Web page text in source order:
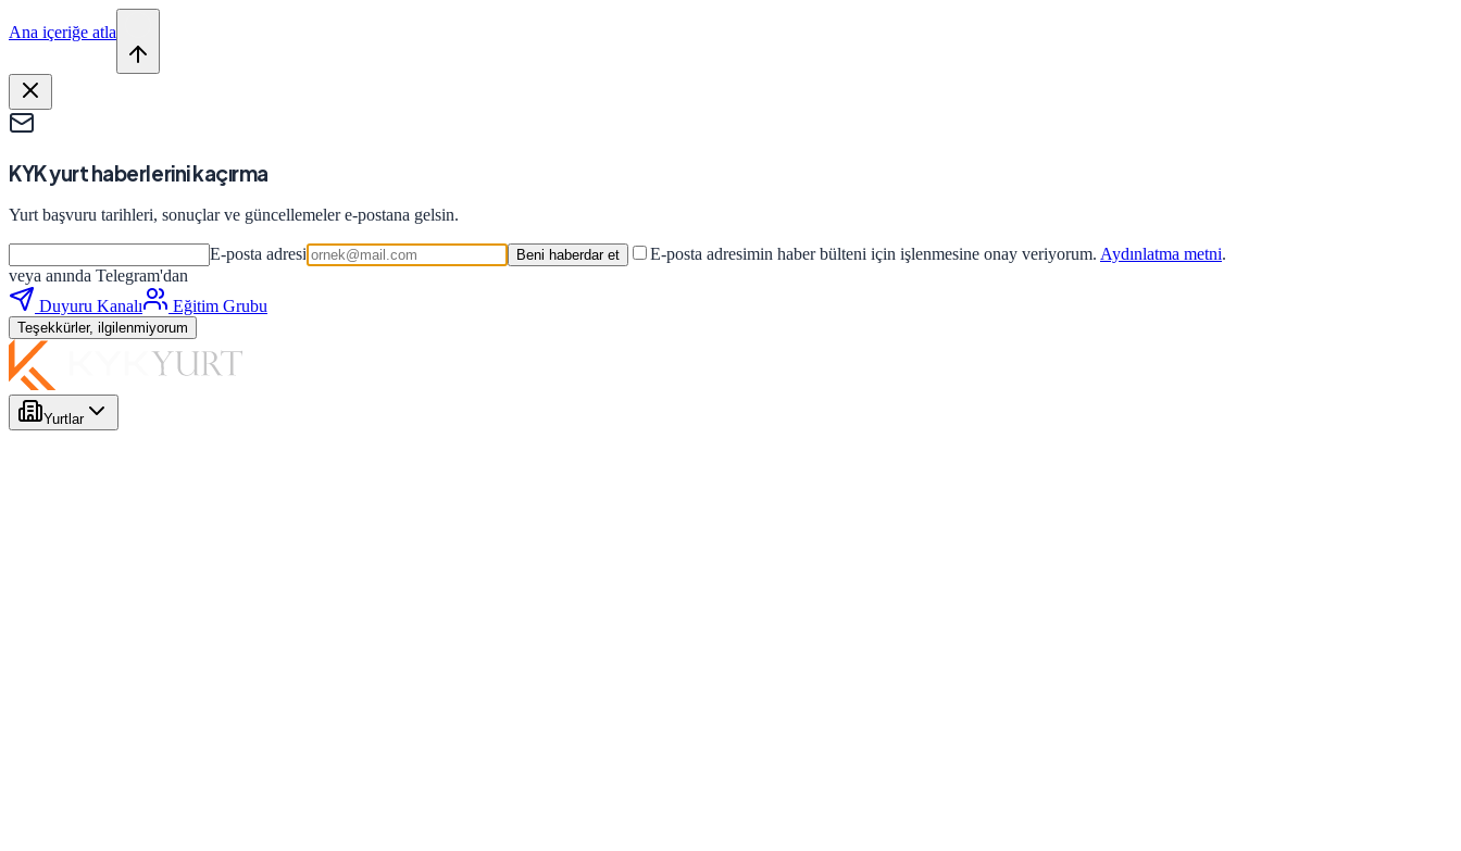
Ana içeriğe atla
KYK yurt haberlerini kaçırma
Yurt başvuru tarihleri, sonuçlar ve güncellemeler e-postana gelsin.
E-posta adresi Beni haberdar et E-posta adresimin haber bülteni için işlenmesine onay veriyorum. Aydınlatma metni.
veya anında Telegram'dan
Duyuru Kanalı
Eğitim Grubu
Teşekkürler, ilgilenmiyorum
Yurtlar